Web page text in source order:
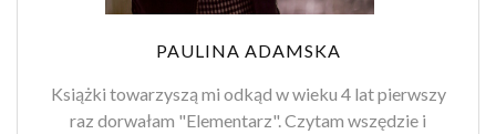
PAULINA ADAMSKA
Książki towarzyszą mi odkąd w wieku 4 lat pierwszy
raz dorwałam "Elementarz". Czytam wszędzie i